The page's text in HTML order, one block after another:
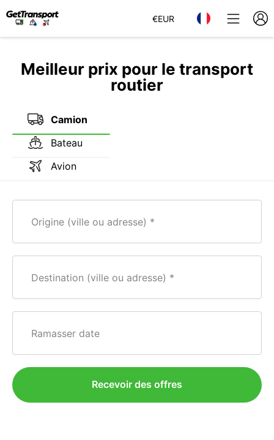
€EUR
Meilleur prix pour le transport
routier
Camion
Bateau
Avion
Origine (ville ou adresse)
Destination (ville ou adresse)
Ramasser date
Recevoir des offres